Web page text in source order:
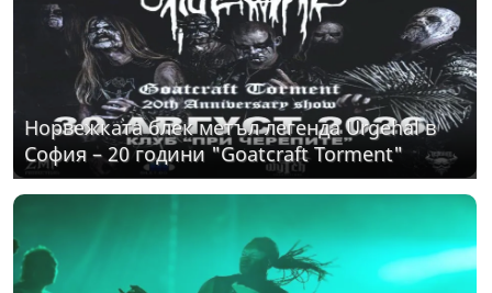
Норвежката блек метъл легенда Urgehal в
София – 20 години "Goatcraft Torment"